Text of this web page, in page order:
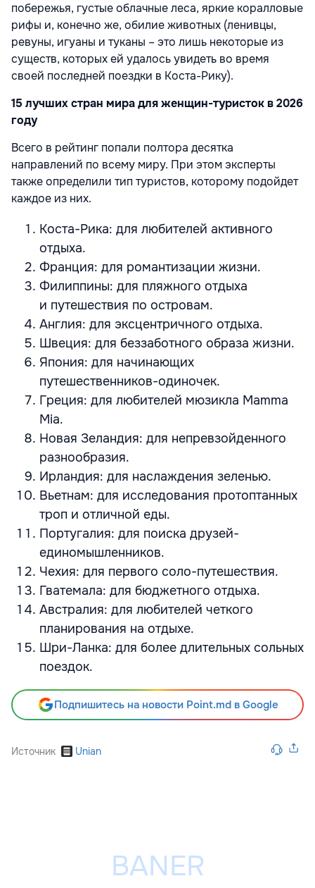
побережья, густые облачные леса, яркие коралловые
рифы и, конечно же, обилие животных (ленивцы,
ревуны, игуаны и туканы – это лишь некоторые из
существ, которых ей удалось увидеть во время
своей последней поездки в Коста-Рику).
15 лучших стран мира для женщин-туристок в 2026
году
Всего в рейтинг попали полтора десятка
направлений по всему миру. При этом эксперты
также определили тип туристов, которому подойдет
каждое из них.
Коста-Рика: для любителей активного
отдыха.
Франция: для романтизации жизни.
Филиппины: для пляжного отдыха
и путешествия по островам.
Англия: для эксцентричного отдыха.
Швеция: для беззаботного образа жизни.
Япония: для начинающих
путешественников-одиночек.
Греция: для любителей мюзикла Mamma
Mia.
Новая Зеландия: для непревзойденного
разнообразия.
Ирландия: для наслаждения зеленью.
Вьетнам: для исследования протоптанных
троп и отличной еды.
Португалия: для поиска друзей-
единомышленников.
Чехия: для первого соло-путешествия.
Гватемала: для бюджетного отдыха.
Австралия: для любителей четкого
планирования на отдыхе.
Шри-Ланка: для более длительных сольных
поездок.
Подпишитесь на новости Point.md в Google
Источник Unian